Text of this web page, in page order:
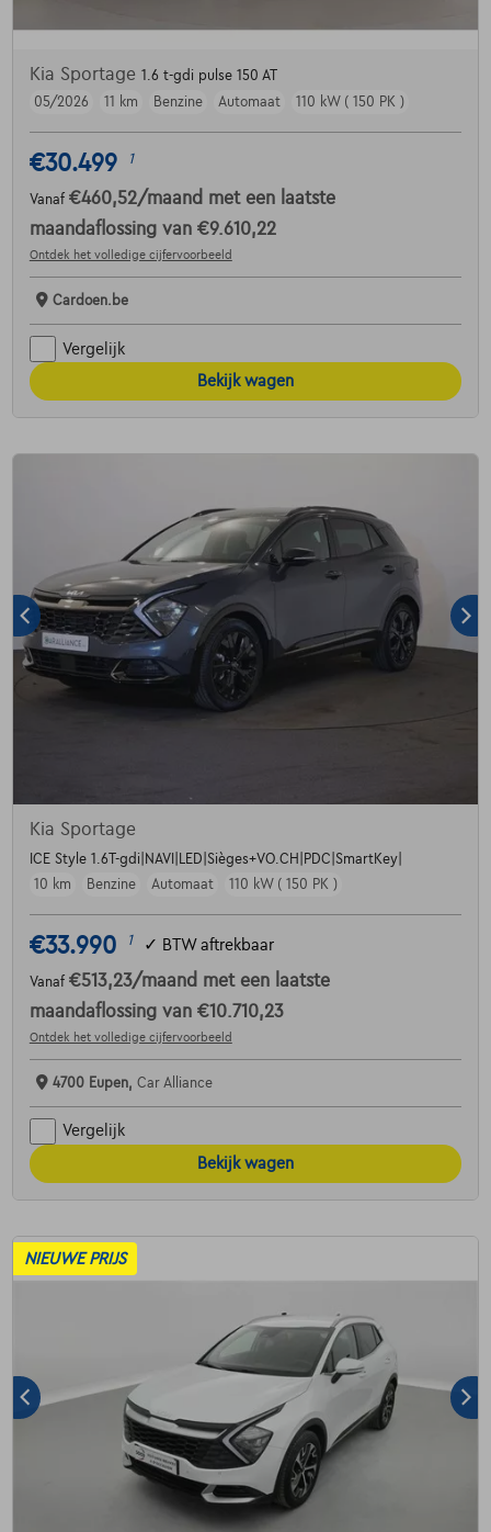
Kia Sportage 1.6 t-gdi pulse 150 AT
05/2026
11 km Benzine Automaat 110 kW ( 150 PK )
€30.499 1
Vanaf €460,52/maand met een laatste
maandaflossing van €9.610,22
Ontdek het volledige cijfervoorbeeld
Cardoen.be
Vergelijk
Bekijk wagen
Kia Sportage
ICE Style 1.6T-gdi|NAVI|LED|Sièges+VO.CH|PDC|SmartKey|
10 km
Benzine Automaat 110 kW ( 150 PK )
€33.990 1 ✓ BTW aftrekbaar
Vanaf €513,23/maand met een laatste
maandaflossing van €10.710,23
Ontdek het volledige cijfervoorbeeld
4700 Eupen, Car Alliance
Vergelijk
Bekijk wagen
NIEUWE PRIJS